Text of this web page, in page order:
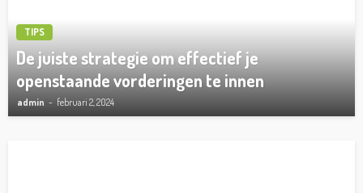
TIPS
De juiste strategie om effectief je
openstaande vorderingen te innen
admin februari 2, 2024